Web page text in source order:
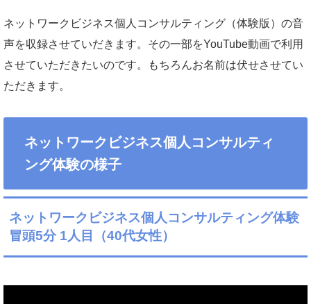
ネットワークビジネス個人コンサルティング（体験版）の音
声を収録させていだきます。その一部をYouTube動画で利用
させていただきたいのです。もちろんお名前は伏せさせてい
ただきます。
ネットワークビジネス個人コンサルティ
ング体験の様子
ネットワークビジネス個人コンサルティング体験
冒頭5分 1人目（40代女性）